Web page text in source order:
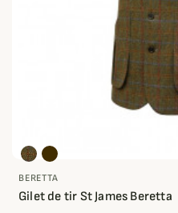
BERETTA
Gilet de tir St James Beretta